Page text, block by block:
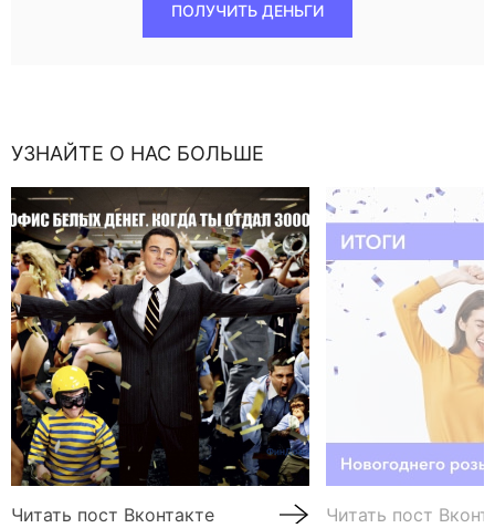
ПОЛУЧИТЬ ДЕНЬГИ
УЗНАЙТЕ О НАС БОЛЬШЕ
Читать пост Вконтакте Читать пост